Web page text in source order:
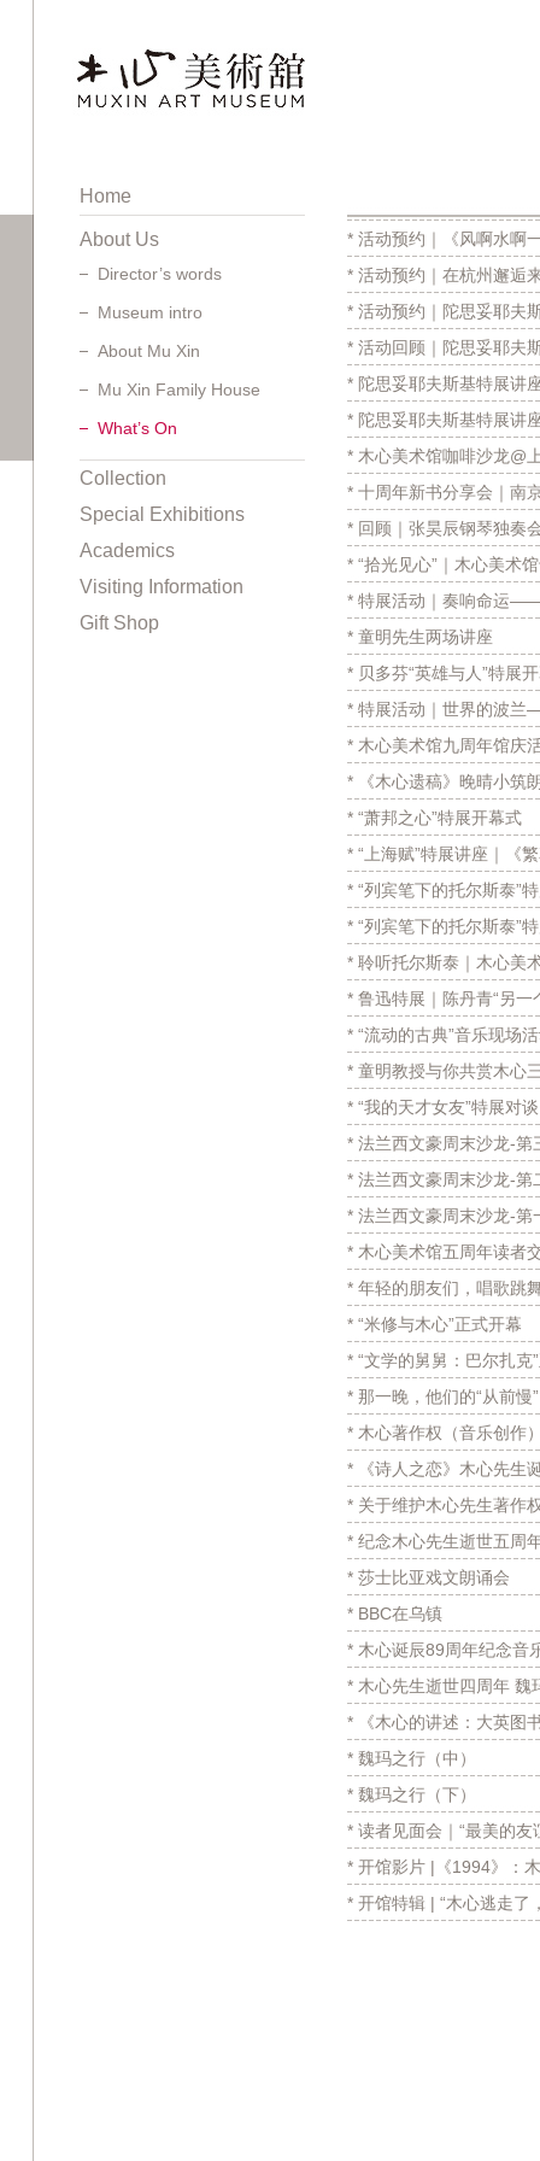
Home
About Us
Director’s words
Museum intro
About Mu Xin
Mu Xin Family House
What’s On
Collection
Special Exhibitions
Academics
Visiting Information
Gift Shop
* 活动预约｜《风啊水啊
* 活动预约｜在杭州邂逅
* 活动预约｜陀思妥耶夫
* 活动回顾｜陀思妥耶夫
* 陀思妥耶夫斯基特展讲
* 陀思妥耶夫斯基特展讲
* 木心美术馆咖啡沙龙@
* 十周年新书分享会｜南
* 回顾｜张昊辰钢琴独奏
* “拾光见心”｜木心美术
* 特展活动｜奏响命运
* 童明先生两场讲座
* 贝多芬“英雄与人”特展
* 特展活动｜世界的波兰
* 木心美术馆九周年馆庆
* 《木心遗稿》晚晴小筑
* “萧邦之心”特展开幕式
* “上海赋”特展讲座｜《
* “列宾笔下的托尔斯泰”
* “列宾笔下的托尔斯泰”
* 聆听托尔斯泰｜木心美
* 鲁迅特展｜陈丹青“另一
* “流动的古典”音乐现场
* 童明教授与你共赏木心
* “我的天才女友”特展对谈
* 法兰西文豪周末沙龙-第
* 法兰西文豪周末沙龙-第
* 法兰西文豪周末沙龙-第
* 木心美术馆五周年读者
* 年轻的朋友们，唱歌跳
* “米修与木心”正式开幕
* “文学的舅舅：巴尔扎克
* 那一晚，他们的“从前慢”
* 木心著作权（音乐创作
* 《诗人之恋》木心先生
* 关于维护木心先生著作
* 纪念木心先生逝世五周
* 莎士比亚戏文朗诵会
* BBC在乌镇
* 木心诞辰89周年纪念音
* 木心先生逝世四周年 魏
* 《木心的讲述：大英图
* 魏玛之行（中）
* 魏玛之行（下）
* 读者见面会｜“最美的
* 开馆影片 |《1994》：
* 开馆特辑 | “木心逃走了